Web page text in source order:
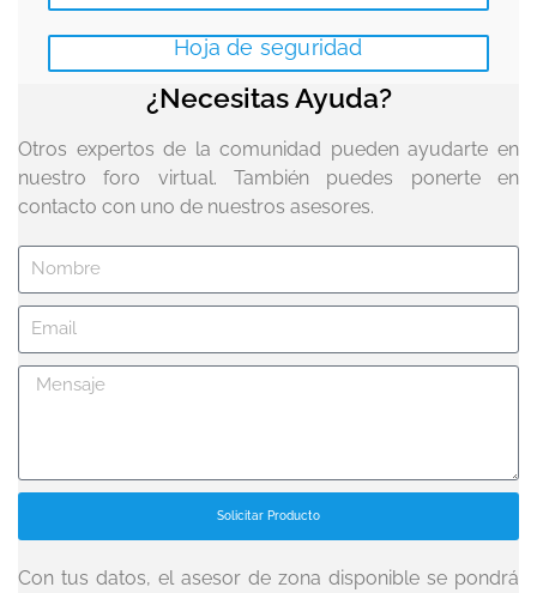
Hoja de seguridad
¿Necesitas Ayuda?
Otros expertos de la comunidad pueden ayudarte en
nuestro foro virtual. También puedes ponerte en
contacto con uno de nuestros asesores.
Solicitar Producto
Con tus datos, el asesor de zona disponible se pondrá